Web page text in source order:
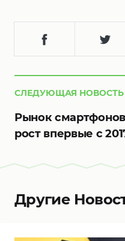
СЛЕДУЮЩАЯ НОВОСТЬ
Рынок
рост впервые с
Другие